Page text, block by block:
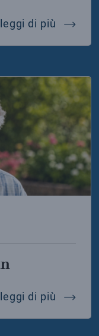
leggi di più
leggi di più addio